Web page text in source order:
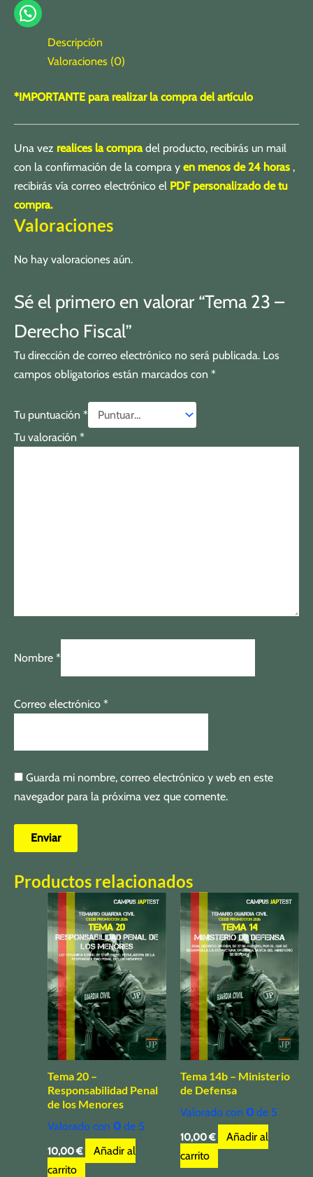
Descripción
Valoraciones (0)
*IMPORTANTE para realizar la compra del artículo
Una vez realices la compradel producto, recibirás un mail
con la confirmación de la compra y en menos de 24 horas ,
recibirás vía correo electrónico el PDF personalizado de tu
compra.
Valoraciones
No hay valoraciones aún.
Sé el primero en valorar “Tema 23 –
Derecho Fiscal”
Tu dirección de correo electrónico no será publicada. Los
campos obligatorios están marcados con *
Tu puntuación *
Tu valoración *
Nombre *
Correo electrónico *
Guarda mi nombre, correo electrónico y web en este
navegador para la próxima vez que comente.
Productos relacionados
Tema 20 –
Responsabilidad Penal
de los Menores
Valorado con 0 de 5
10,00€
Añadir al
carrito
Tema 14b – Ministerio
de Defensa
Valorado con 0 de 5
10,00€
Añadir al
carrito